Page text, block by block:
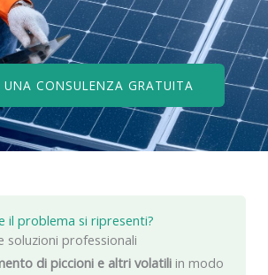
UNA CONSULENZA GRATUITA
il problema si ripresenti?
soluzioni professionali
di piccioni e altri volatili in modo